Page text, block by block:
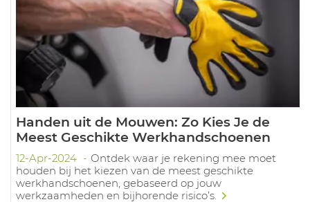
Handen uit de Mouwen: Zo Kies Je de
Meest Geschikte Werkhandschoenen
12-Apr-2024
Ontdek waar je rekening mee moet
houden bij het kiezen van de meest geschikte
werkhandschoenen, gebaseerd op jouw
werkzaamheden en bijhorende risico’s.